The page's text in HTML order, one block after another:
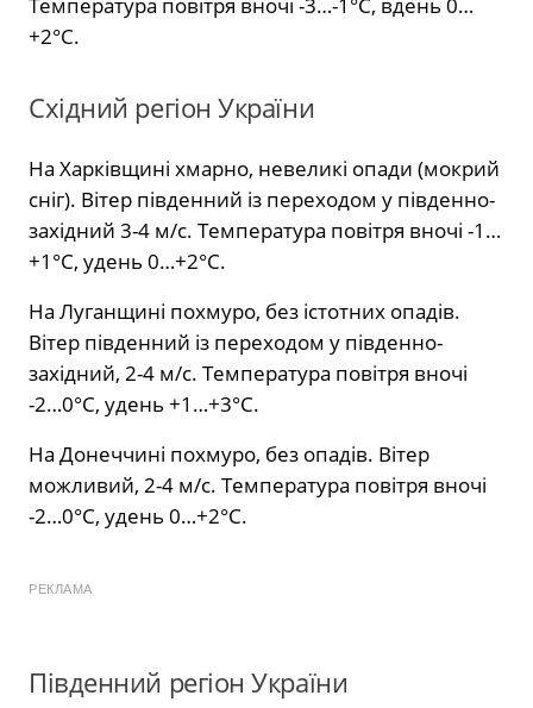
+2°С.
Східний регіон України
На Харківщині хмарно, невеликі опади (мокрий
сніг). Вітер південний із переходом у південно-
західний 3-4 м/с. Температура повітря вночі -1…
+1°С, удень 0…+2°С.
На Луганщині похмуро, без істотних опадів.
Вітер південний із переходом у південно-
західний, 2-4 м/с. Температура повітря вночі
-2…0°С, удень +1…+3°С.
На Донеччині похмуро, без опадів. Вітер
можливий, 2-4 м/с. Температура повітря вночі
-2…0°С, удень 0…+2°С.
РЕКЛАМА
Південний регіон України